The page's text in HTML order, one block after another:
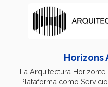
Horizons
La Arquitectura
Plataforma como